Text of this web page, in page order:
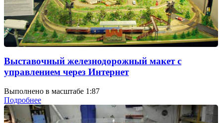
Выставочный железнодорожный макет с
управлением через Интернет
Выполнено в масштабе 1:87
Подробнее